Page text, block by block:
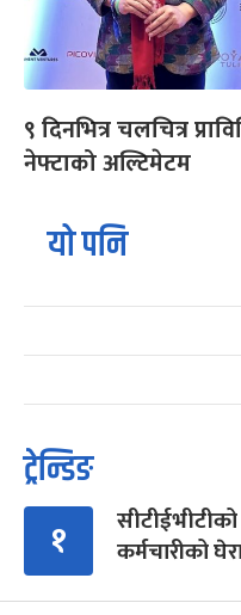
९ दिनभित्र चलचित्र
नेफ्टाको अल्टिमेटम
यो पनि
ट्रेन्डिङ
१
सीटीईभीटीको
कर्मचारीको